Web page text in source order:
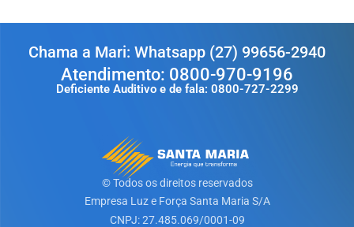
Chama a Mari: Whatsapp (27) 99656-2940
Atendimento: 0800-970-9196
Deficiente Auditivo e de fala: 0800-727-2299
© Todos os direitos reservados
Empresa Luz e Força Santa Maria S/A​
CNPJ: 27.485.069/0001-09